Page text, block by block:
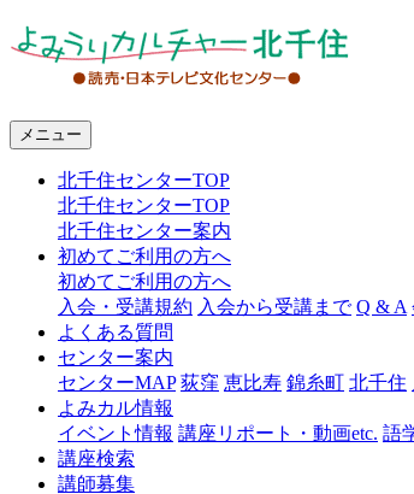
ャ
北
千
メニュー
北千住センターTOP
北千住センターTOP
北千住センター案内
初めてご利用の方へ
初めてご利用の方へ
入会・受講規約 入会から受講まで Q & A
よくある質問
センター案内
センターMAP 荻窪 恵比寿 錦糸町 北千住
よみカル情報
イベント情報 講座リポート・動画etc. 語
講座検索
講師募集